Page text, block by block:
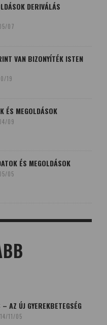
DERIVÁLÁS
07
VAN BIZONYÍTÉK ISTEN
19
ÉS MEGOLDÁSOK
09
ÉS MEGOLDÁSOK
05
AZ ÚJ GYEREKBETEGSÉG
11/05